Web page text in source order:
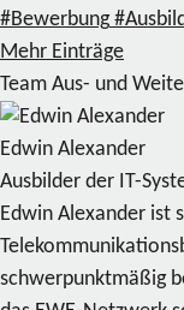
#Bewerbung
Mehr Einträge
Team Aus- und
Edwin Alexander
Ausbilder der IT-
Edwin Alexander ist
schwerpunktmäßig